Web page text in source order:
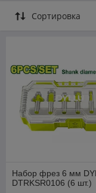
Сортировка
Набор фрез 6 мм
DTRKSR0106 (6 шт.)